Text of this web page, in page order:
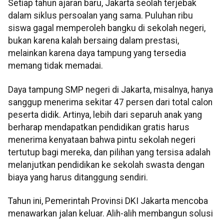
Setiap tahun ajaran baru, Jakarta seolah terjebak
dalam siklus persoalan yang sama. Puluhan ribu
siswa gagal memperoleh bangku di sekolah negeri,
bukan karena kalah bersaing dalam prestasi,
melainkan karena daya tampung yang tersedia
memang tidak memadai.
Daya tampung SMP negeri di Jakarta, misalnya, hanya
sanggup menerima sekitar 47 persen dari total calon
peserta didik. Artinya, lebih dari separuh anak yang
berharap mendapatkan pendidikan gratis harus
menerima kenyataan bahwa pintu sekolah negeri
tertutup bagi mereka, dan pilihan yang tersisa adalah
melanjutkan pendidikan ke sekolah swasta dengan
biaya yang harus ditanggung sendiri.
Tahun ini, Pemerintah Provinsi DKI Jakarta mencoba
menawarkan jalan keluar. Alih-alih membangun solusi